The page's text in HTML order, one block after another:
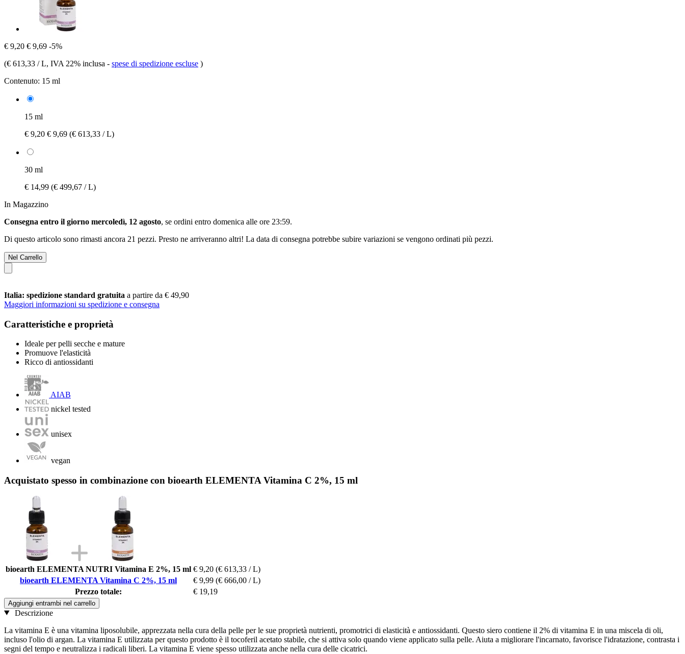
€ 9,20 € 9,69 -5%
(€ 613,33 / L, IVA 22% inclusa - spese di spedizione escluse )
Contenuto: 15 ml
15 ml
€ 9,20 € 9,69 (€ 613,33 / L)
30 ml
€ 14,99 (€ 499,67 / L)
In Magazzino
Consegna entro il giorno mercoledì, 12 agosto, se ordini entro domenica alle ore 23:59.
Di questo articolo sono rimasti ancora 21 pezzi. Presto ne arriveranno altri! La data di consegna potrebbe subire variazioni se vengono ordinati più pezzi.
Nel Carrello
Italia: spedizione standard gratuita a partire da € 49,90
Maggiori informazioni su spedizione e consegna
Caratteristiche e proprietà
Ideale per pelli secche e mature
Promuove l'elasticità
Ricco di antiossidanti
AIAB
nickel tested
unisex
vegan
Acquistato spesso in combinazione con bioearth ELEMENTA Vitamina C 2%, 15 ml
bioearth ELEMENTA NUTRI Vitamina E 2%, 15 ml € 9,20 (€ 613,33 / L)
bioearth ELEMENTA Vitamina C 2%, 15 ml
€ 9,99 (€ 666,00 / L)
Prezzo totale:
€ 19,19
Aggiungi entrambi nel carrello
Descrizione
La vitamina E è una vitamina liposolubile, apprezzata nella cura della pelle per le sue proprietà nutrienti, promotrici di elasticità e antiossidanti. Questo siero contiene il 2% di vitamina E in una miscela di oli,
incluso l'olio di argan. La vitamina E utilizzata per questo prodotto è il tocoferil acetato stabile, che si attiva solo quando viene applicato sulla pelle. Aiuta a migliorare l'incarnato, favorisce l'idratazione, contrasta i
segni del tempo e neutralizza i radicali liberi. La vitamina E viene spesso utilizzata anche nella cura delle cicatrici.